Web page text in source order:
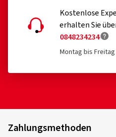
Kostenlose
erhalten Sie
0848234234
Montag bis Freitag
Zahlungsmethoden